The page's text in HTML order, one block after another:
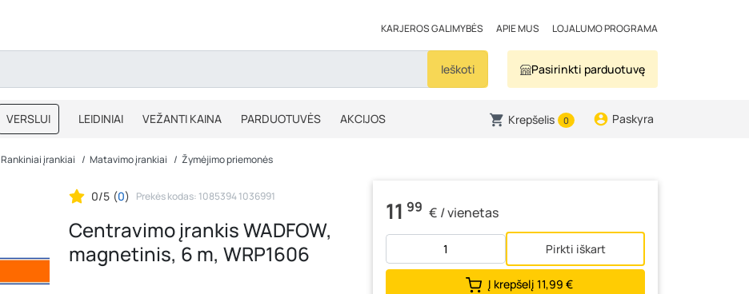
KARJEROS GALIMYBĖS APIE MUS LOJALUMO PROGRAMA
Ieškoti Pasirinkti parduotuvę
VERSLUI LEIDINIAI VEŽANTI KAINA PARDUOTUVĖS AKCIJOS
MOKIBLOGAS IŠPARDAVIMAS
Krepšelis 0 Paskyra
Rankiniai įrankiai Matavimo įrankiai Žymėjimo priemonės
0/5 (0) Prekės kodas: 1085394 1036991
Centravimo įrankis WADFOW,
magnetinis, 6 m, WRP1606
11 99 € / vienetas
Pirkti iškart
Į krepšelį 11,99 €